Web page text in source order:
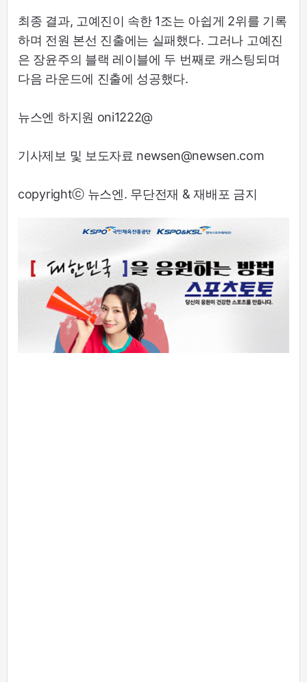
최종 결과, 고예진이 속한 1조는 아쉽게 2위를 기록
하며 전원 본선 진출에는 실패했다. 그러나 고예진
은 장윤주의 블랙 레이블에 두 번째로 캐스팅되며
다음 라운드에 진출에 성공했다.
뉴스엔 하지원 oni1222@
기사제보 및 보도자료 newsen@newsen.com
copyrightⓒ 뉴스엔. 무단전재 & 재배포 금지